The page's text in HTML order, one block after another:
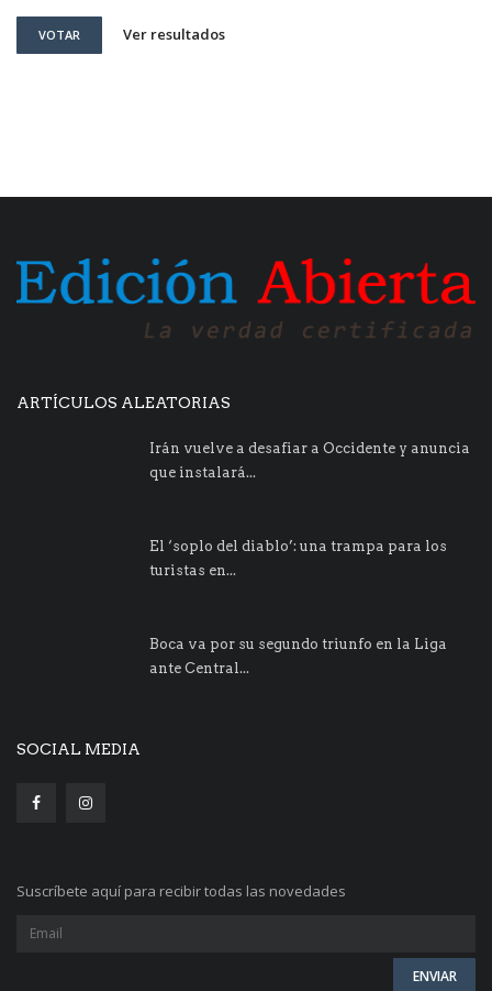
VOTAR Ver resultados
ARTÍCULOS ALEATORIAS
Irán vuelve a desafiar a Occidente y anuncia
que instalará...
El ‘soplo del diablo’: una trampa para los
turistas en...
Boca va por su segundo triunfo en la Liga
ante Central...
SOCIAL MEDIA
Suscríbete aquí para recibir todas las novedades